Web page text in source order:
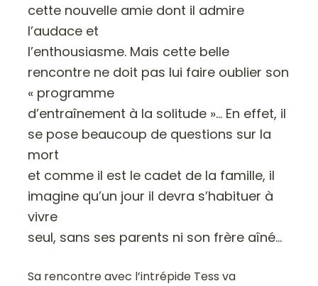
cette nouvelle amie dont il admire
l’audace et
l’enthousiasme. Mais cette belle
rencontre ne doit pas lui faire oublier son
« programme
d’entraînement à la solitude »… En effet, il
se pose beaucoup de questions sur la
mort
et comme il est le cadet de la famille, il
imagine qu’un jour il devra s’habituer à
vivre
seul, sans ses parents ni son frère aîné…
Sa rencontre avec l’intrépide Tess va